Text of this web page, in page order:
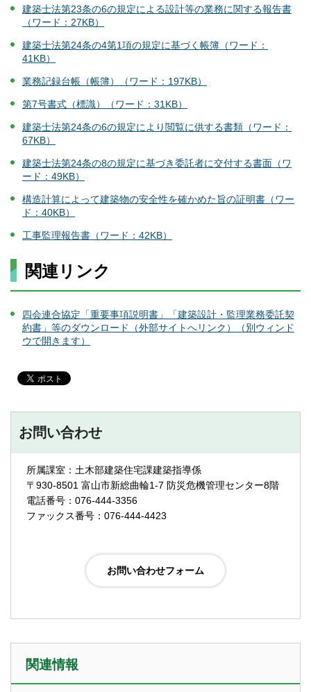
建築士法第23条の6の規定による設計等の業務に関する報告書
（ワード：27KB）
建築士法第24条の4第1項の規定に基づく帳簿（ワード：
41KB）
業務記録台帳（帳簿）（ワード：197KB）
第7号書式（標識）（ワード：31KB）
建築士法第24条の6の規定により閲覧に供する書類（ワード：
67KB）
建築士法第24条の8の規定に基づき委託者に交付する書面（ワ
ード：49KB）
構造計算によって建築物の安全性を確かめた旨の証明書（ワー
ド：40KB）
工事監理報告書（ワード：42KB）
関連リンク
四会連合協定「重要事項説明書」「建築設計・監理業務委託契
約書」等のダウンロード（外部サイトへリンク）（別ウィンド
ウで開きます）
お問い合わせ
所属課室：土木部建築住宅課建築指導係
〒930-8501 富山市新総曲輪1-7 防災危機管理センター8階
電話番号：076-444-3356
ファックス番号：076-444-4423
関連情報